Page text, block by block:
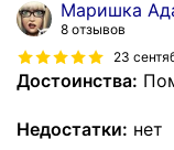
Маришка
8 отзывов
23
Достоинства:
Недостатки: нет